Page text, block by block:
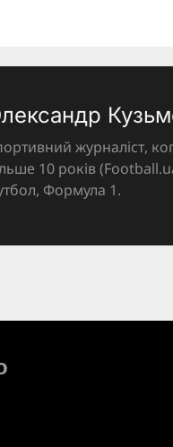
журналіст,
10 років
Формула 1.